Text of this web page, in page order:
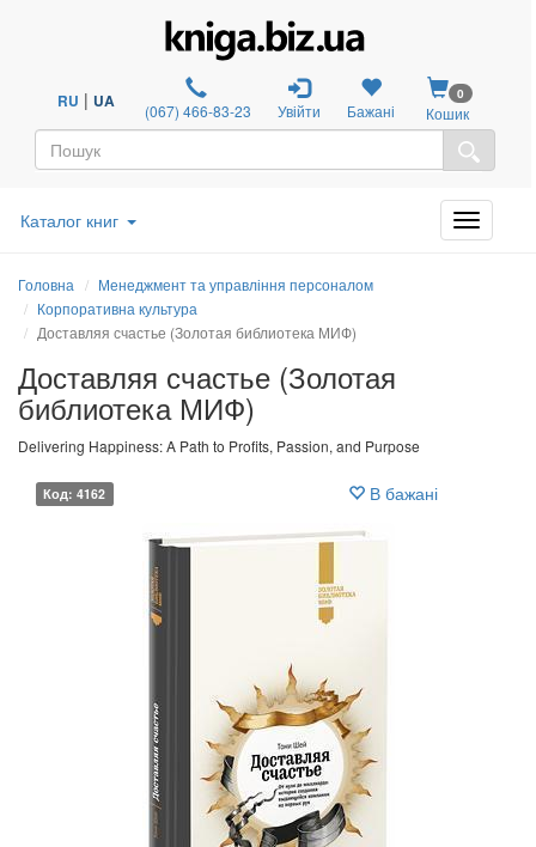
RU | UA (067) 466-83-23 Увійти Бажані
0
Кошик
Каталог книг
Головна
Менеджмент та управління персоналом
Корпоративна культура
Доставляя счастье (Золотая библиотека МИФ)
Доставляя счастье (Золотая
библиотека МИФ)
Delivering Happiness: A Path to Profits, Passion, and Purpose
Код: 4162 В бажані